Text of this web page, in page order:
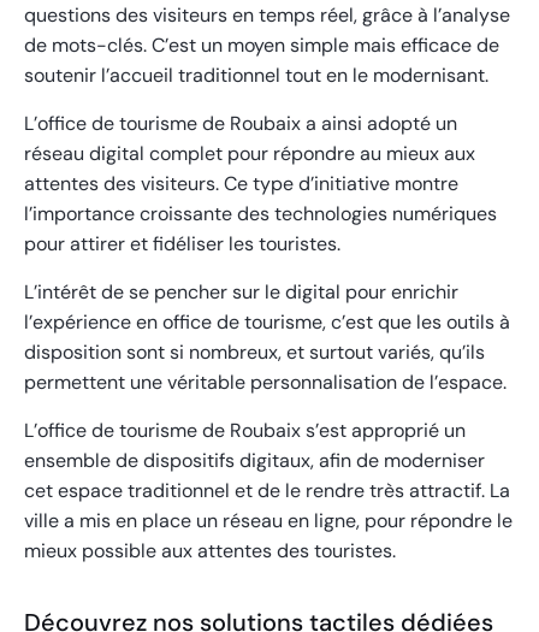
questions des visiteurs en temps réel, grâce à l’analyse
de mots-clés. C’est un moyen simple mais efficace de
soutenir l’accueil traditionnel tout en le modernisant.
L’office de tourisme de Roubaix a ainsi adopté un
réseau digital complet pour répondre au mieux aux
attentes des visiteurs. Ce type d’initiative montre
l’importance croissante des technologies numériques
pour attirer et fidéliser les touristes.
L’intérêt de se pencher sur le digital pour enrichir
l’expérience en office de tourisme, c’est que les outils à
disposition sont si nombreux, et surtout variés, qu’ils
permettent une véritable personnalisation de l’espace.
L’office de tourisme de Roubaix s’est approprié un
ensemble de dispositifs digitaux, afin de moderniser
cet espace traditionnel et de le rendre très attractif. La
ville a mis en place un réseau en ligne, pour répondre le
mieux possible aux attentes des touristes.
Découvrez nos solutions tactiles dédiées